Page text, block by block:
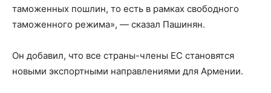
таможенных пошлин, то есть в рамках свободного
таможенного режима», — сказал Пашинян.
Он добавил, что все страны-члены ЕС становятся
новыми экспортными направлениями для Армении.